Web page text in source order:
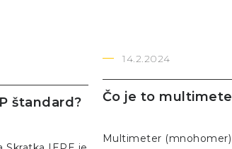
štandard? Čo je to
14.2.2024
Multimeter (mnohomer)